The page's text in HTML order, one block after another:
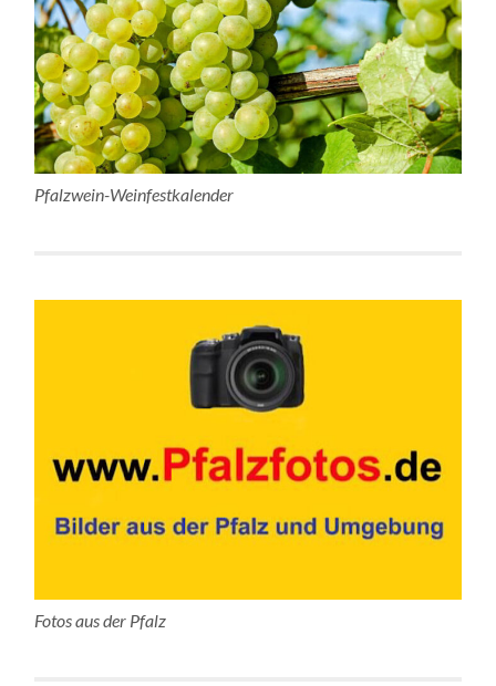
Pfalzwein-Weinfestkalender
Fotos aus der Pfalz